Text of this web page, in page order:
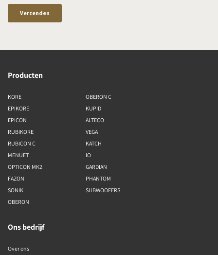
Producten
KORE
EPIKORE
EPICON
RUBIKORE
RUBICON C
MENUET
OPTICON MK2
FAZON
SONIK
OBERON
OBERON C
KUPID
ALTECO
VEGA
KATCH
IO
GARDIAN
PHANTOM
SUBWOOFERS
Ons bedrijf
Over ons